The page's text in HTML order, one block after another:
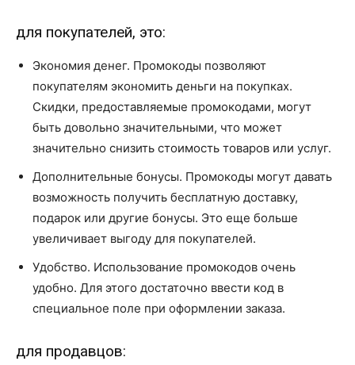
для покупателей, это:
Экономия денег. Промокоды позволяют
покупателям экономить деньги на покупках.
Скидки, предоставляемые промокодами, могут
быть довольно значительными, что может
значительно снизить стоимость товаров или услуг.
Дополнительные бонусы. Промокоды могут давать
возможность получить бесплатную доставку,
подарок или другие бонусы. Это еще больше
увеличивает выгоду для покупателей.
Удобство. Использование промокодов очень
удобно. Для этого достаточно ввести код в
специальное поле при оформлении заказа.
для продавцов: